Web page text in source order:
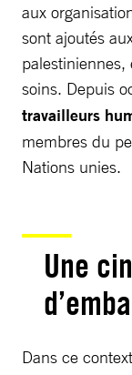
aux
sont ajoutés
soins. Depuis
travailleurs
membres du
Nations unies.
Une
Dans ce